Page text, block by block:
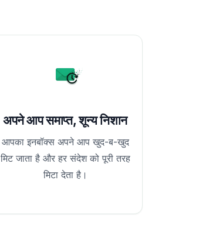
अपने आप समाप्त, शून्य निशान
आपका इनबॉक्स अपने आप खुद-ब-खुद
मिट जाता है और हर संदेश को पूरी तरह
मिटा देता है।